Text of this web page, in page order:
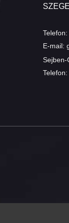
Telefon:
E-mail:
Sejben-
Telefon: